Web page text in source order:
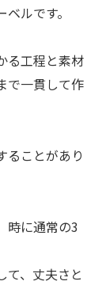
ルです。
る工程と素材
で一貫して作
ることがあり
時に通常の3
て、丈夫さと